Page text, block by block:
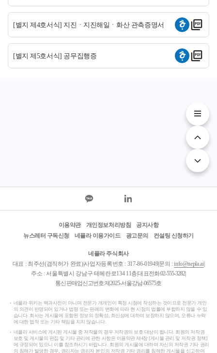
[별지 제4호서식] 지진ㆍ지진해일ㆍ화산 관측증명서
[별지 제5호서식] 공무집행증
이용약관 개인정보처리방침
공지사항
뉴스레터 구독신청
네플라 이용가이드 광고문의 컨설팅 신청하기
네플라 주식회사
대표 : 최주선(겸직허가 완료)|사업자등록번호 : 317-86-01949|문의 :info@nepla.ai|
주소 : 서울특별시 강남구 테헤란로134 11층|대표전화:02-555-3282|
통신판매업신고번호:제2025-서울강남-06575호
네플라 위키는 백과사전이 아니며 전문가 개개인이 특정 시점에 작성하는 것이므로 전문가 개인
의 의견이 반영되어 있거나 법령 또는 판례의 변화에 따라 현 시점의 법률에 부합하지 않을 수 있
습니다. 회사는 게시물에 포함된 정보의 정확성, 최신성에 대하여 보장하지 않으며, 오류나 누락
에 대한 법적 또는 기타 책임을 지지 않습니다.
네플라 서비스에 게시된 게시물 중 저작물의 경우 저작권의 보호 대상이 됩니다. 회원의 저작권
보호 및 게시물의 편집 및 기타 관리에 관한 사항은 이용약관 제4장 [게시물 관리 및 저작권 정책]
에 규정되어 있으니 이를 참조하시기 바랍니다. 회원의 게시물에 대하여 자신의 저작권 기타 권리
의 침해가 발생한 경우, 권리자는 권리자 본인의 저작권 기타 권리를 침해한 게시물을 신고하여